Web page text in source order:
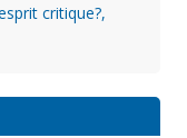
critique?,